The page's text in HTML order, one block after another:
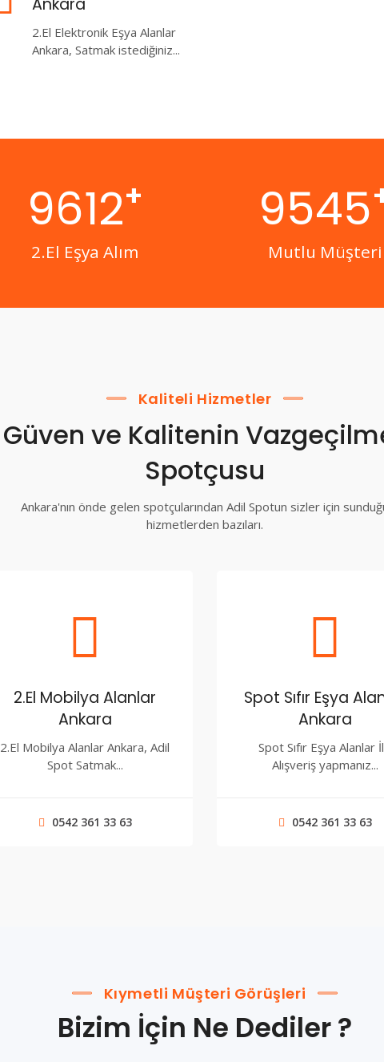
2.El Elektronik Eşya Alanlar
Ankara, Satmak istediğiniz...
9612+
2.El Eşya Alım
9545
Mutlu Müşteri
Kaliteli Hizmetler
Güven ve Kalitenin
Spotçusu
Ankara'nın önde gelen spotçularından Adil Spotun sizler için
hizmetlerden bazıları.
2.El Mobilya Alanlar
Ankara
2.El Mobilya Alanlar Ankara, Adil
Spot Satmak...
0542 361 33 63
Spot Sıfır Eşya
Ankara
Spot Sıfır Eşya Alanlar
Alışveriş yapmanız...
0542 361 33 63
Kıymetli Müşteri Görüşleri
Bizim İçin Ne Dediler ?